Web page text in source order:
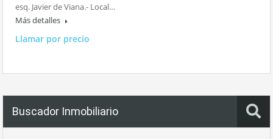
esq. Javier de Viana.- Local…
Más detalles
Llamar por precio
Buscador Inmobiliario